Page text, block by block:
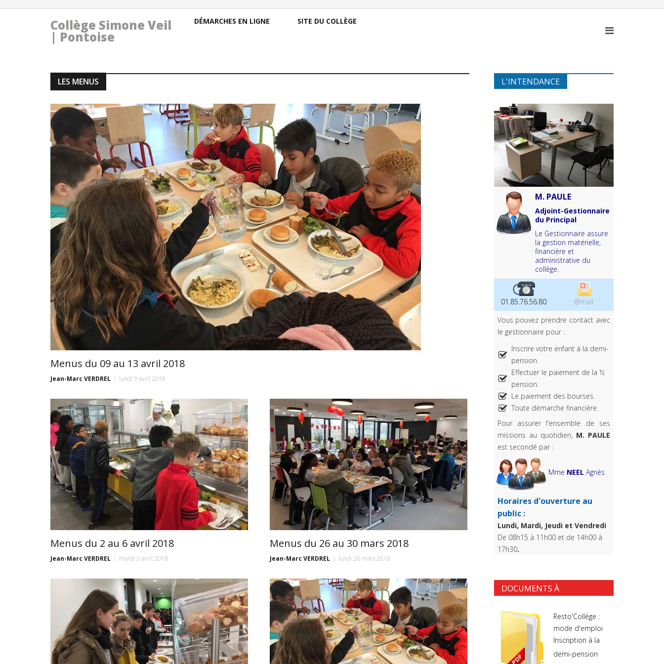
Collège Simone Veil
| Pontoise
DÉMARCHES EN LIGNE SITE DU COLLÈGE
LES MENUS
Menus du 09 au 13 avril 2018
Jean-Marc VERDREL lundi 9 avril 2018
Menus du 2 au 6 avril 2018
Jean-Marc VERDREL mardi 3 avril 2018
Menus du 26 au 30 mars 2018
Jean-Marc VERDREL lundi 26 mars 2018
L'INTENDANCE
M. PAULE
Adjoint-Gestionnaire
du Principal
Le Gestionnaire assure
la gestion matérielle,
financière et
administrative du
collège.
01.85.76.56.80
@mail
Vous pouvez prendre contact avec
le gestionnaire pour :
Inscrire votre enfant à la demi-
pension.
Effectuer le paiement de la ½
pension.
Le paiement des bourses.
Toute démarche financière.
Pour assurer l'ensemble de ses
missions au quotidien, M. PAULE
est secondé par :
Mme NEEL Agnès
Horaires d'ouverture au
public :
Lundi, Mardi, Jeudi et Vendredi
De 08h15 à 11h00 et de 14h00 à
17h30.
DOCUMENTS À
Resto'Collège :
mode d'emploi
Inscription à la
demi-pension